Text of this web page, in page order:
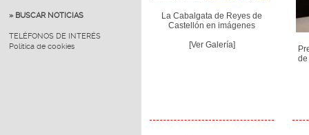
» BUSCAR NOTICIAS
TELÉFONOS DE INTERÉS
Política de cookies
La Cabalgata de Reyes de
Castellón en imágenes
[Ver Galería]
de